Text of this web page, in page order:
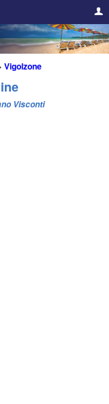
Vigolzone
Visconti